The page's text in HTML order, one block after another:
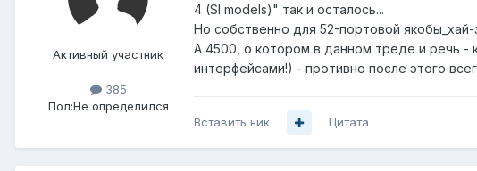
Активный участник
385
Пол:Не определился
4 (SI models)" так и осталось...
Но собственно для 52-портовой
А 4500, о котором в данном треде и речь -
интерфейсами!) - противно после этого
Вставить ник Цитата